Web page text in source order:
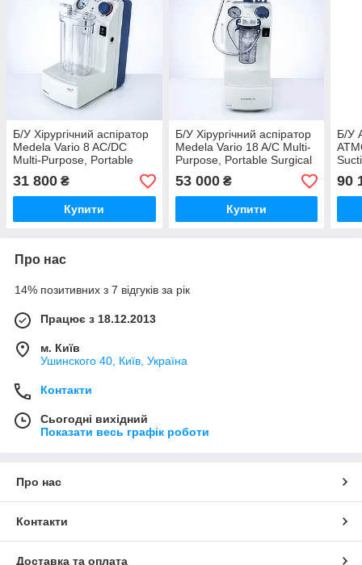
Б/У Хірургічний аспіратор
Medela Vario 8 AC/DC
Multi-Purpose, Portable
Surgical Suction Pump
(Used)
31 800 ₴
Купити
Б/У Хірургічний аспіратор
Medela Vario 18 A/C Multi-
Purpose, Portable Surgical
Suction Pump (Used)
53 000₴
Купити
Б/У
90
Про нас
14% позитивних з 7 відгуків за рік
Працює з 18.12.2013
м. Київ
Ушинского 40, Київ, Україна
Контакти
Сьогодні вихідний
Показати весь графік роботи
Про нас
Контакти
Доставка та оплата